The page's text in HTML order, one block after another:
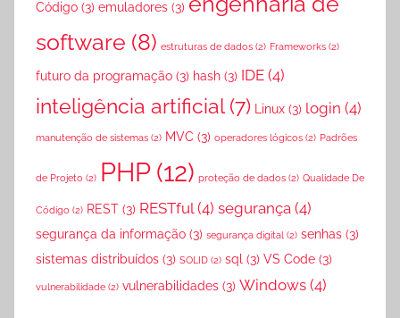
Código (3) emuladores (3)
software (8) estruturas de dados (2) Frameworks (2)
futuro da programação (3) hash (3) IDE (4)
inteligência artificial(7) Linux (3) login (4)
manutenção de sistemas (2) MVC (3) operadores lógicos (2) Padrões
de Projeto (2) PHP(12) proteção de dados (2) Qualidade De
Código (2) REST (3) RESTful (4) segurança (4)
segurança da informação (3) segurança digital (2) senhas (3)
sistemas distribuídos (3) SOLID (2) sql (3) VS Code (3)
vulnerabilidade (2) vulnerabilidades (3) Windows (4)